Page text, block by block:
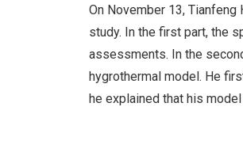
On November 13, Tianfeng
study. In the first part, the
assessments. In the
hygrothermal model. He
he explained that his